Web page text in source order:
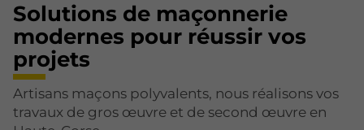
Solutions de maçonnerie
modernes pour réussir vos
projets
Artisans maçons polyvalents, nous réalisons vos
travaux de gros œuvre et de second œuvre en